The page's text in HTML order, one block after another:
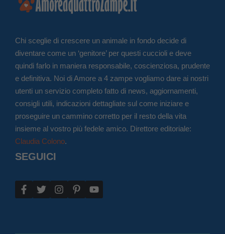
Chi sceglie di crescere un animale in fondo decide di
diventare come un ‘genitore’ per questi cuccioli e deve
quindi farlo in maniera responsabile, coscienziosa, prudente
e definitiva. Noi di Amore a 4 zampe vogliamo dare ai nostri
utenti un servizio completo fatto di news, aggiornamenti,
consigli utili, indicazioni dettagliate sul come iniziare e
proseguire un cammino corretto per il resto della vita
insieme al vostro più fedele amico. Direttore editoriale:
Claudia Colono.
SEGUICI